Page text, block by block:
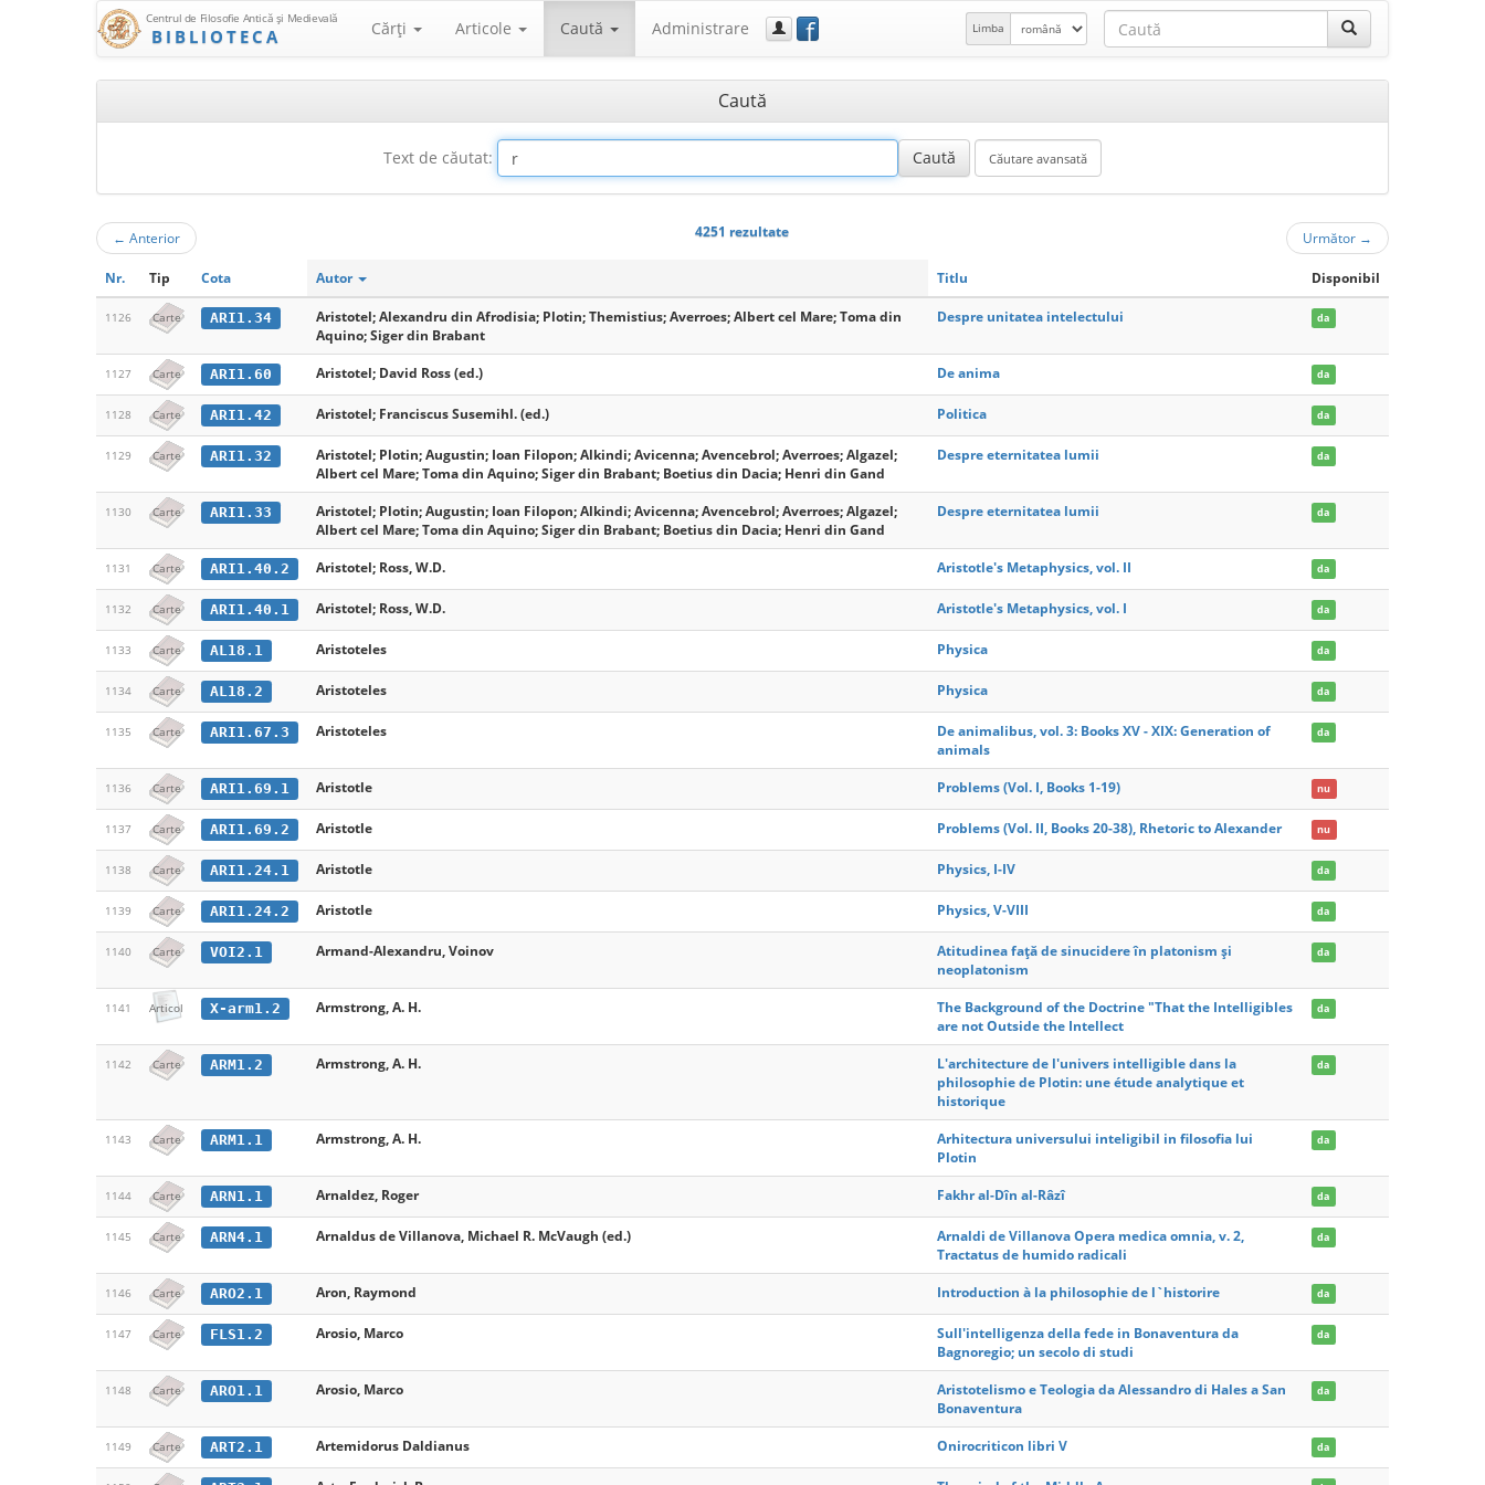
Centrul de Filosofie Antică şi Medievală
BIBLIOTECA Cărţi Articole Caută Administrare f Limba
Caută
Text de căutat:
← Anterior 4251 rezultate Următor →
Nr. Tip Cota Autor Titlu Disponibil
1126 Carte ARI1.34
Aristotel; Alexandru din Afrodisia; Plotin; Themistius; Averroes; Albert cel Mare; Toma din
Aquino; Siger din Brabant
Despre unitatea intelectului da
1127 Carte ARI1.60 Aristotel; David Ross (ed.) De anima da
1128 Carte ARI1.42 Aristotel; Franciscus Susemihl. (ed.) Politica da
1129 Carte ARI1.32
Aristotel; Plotin; Augustin; Ioan Filopon; Alkindi; Avicenna; Avencebrol; Averroes; Algazel;
Albert cel Mare; Toma din Aquino; Siger din Brabant; Boetius din Dacia; Henri din Gand
Despre eternitatea lumii da
1130 Carte ARI1.33
Aristotel; Plotin; Augustin; Ioan Filopon; Alkindi; Avicenna; Avencebrol; Averroes; Algazel;
Albert cel Mare; Toma din Aquino; Siger din Brabant; Boetius din Dacia; Henri din Gand
Despre eternitatea lumii da
1131 Carte ARI1.40.2 Aristotel; Ross, W.D. Aristotle's Metaphysics, vol. II da
1132 Carte ARI1.40.1 Aristotel; Ross, W.D. Aristotle's Metaphysics, vol. I da
1133 Carte AL18.1 Aristoteles Physica da
1134 Carte AL18.2 Aristoteles Physica da
1135 Carte ARI1.67.3 Aristoteles
De animalibus, vol. 3: Books XV - XIX: Generation of
animals
da
1136 Carte ARI1.69.1 Aristotle Problems (Vol. I, Books 1-19) nu
1137 Carte ARI1.69.2 Aristotle Problems (Vol. II, Books 20-38), Rhetoric to Alexander nu
1138 Carte ARI1.24.1 Aristotle Physics, I-IV da
1139 Carte ARI1.24.2 Aristotle Physics, V-VIII da
1140 Carte VOI2.1 Armand-Alexandru, Voinov
Atitudinea față de sinucidere în platonism și
neoplatonism
da
1141 Articol X-arm1.2 Armstrong, A. H.
The Background of the Doctrine "That the Intelligibles
are not Outside the Intellect
da
1142 Carte ARM1.2 Armstrong, A. H.
L'architecture de l'univers intelligible dans la
philosophie de Plotin: une étude analytique et
historique
da
1143 Carte ARM1.1 Armstrong, A. H.
Arhitectura universului inteligibil in filosofia lui
Plotin
da
1144 Carte ARN1.1 Arnaldez, Roger Fakhr al-Dîn al-Râzî da
1145 Carte ARN4.1 Arnaldus de Villanova, Michael R. McVaugh (ed.)
Arnaldi de Villanova Opera medica omnia, v. 2,
Tractatus de humido radicali
da
1146 Carte ARO2.1 Aron, Raymond Introduction à la philosophie de l`historire da
1147 Carte FLS1.2 Arosio, Marco
Sull'intelligenza della fede in Bonaventura da
Bagnoregio; un secolo di studi
da
1148 Carte ARO1.1 Arosio, Marco
Aristotelismo e Teologia da Alessandro di Hales a San
Bonaventura
da
1149 Carte ART2.1 Artemidorus Daldianus Onirocriticon libri V da